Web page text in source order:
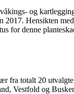
og
Hensikten
for denne
fra totalt 20
Vestfold og